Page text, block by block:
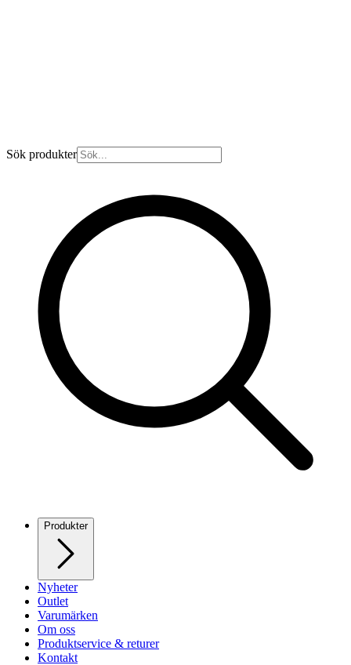
Sök produkter
Produkter
Nyheter
Outlet
Varumärken
Om oss
Produktservice & returer
Kontakt